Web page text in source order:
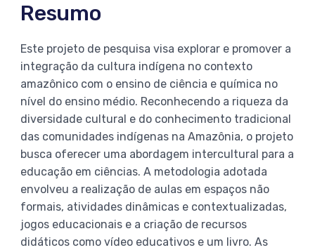
Resumo
Este projeto de pesquisa visa explorar e promover a
integração da cultura indígena no contexto
amazônico com o ensino de ciência e química no
nível do ensino médio. Reconhecendo a riqueza da
diversidade cultural e do conhecimento tradicional
das comunidades indígenas na Amazônia, o projeto
busca oferecer uma abordagem intercultural para a
educação em ciências. A metodologia adotada
envolveu a realização de aulas em espaços não
formais, atividades dinâmicas e contextualizadas,
jogos educacionais e a criação de recursos
didáticos como vídeo educativos e um livro. As